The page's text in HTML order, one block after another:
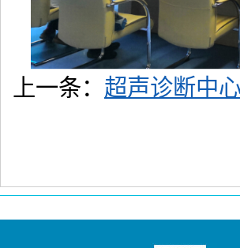
上一条： 超声诊断中